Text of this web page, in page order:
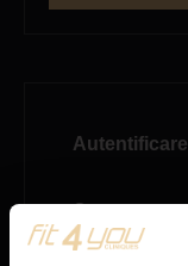
Autentificare
Creare cont